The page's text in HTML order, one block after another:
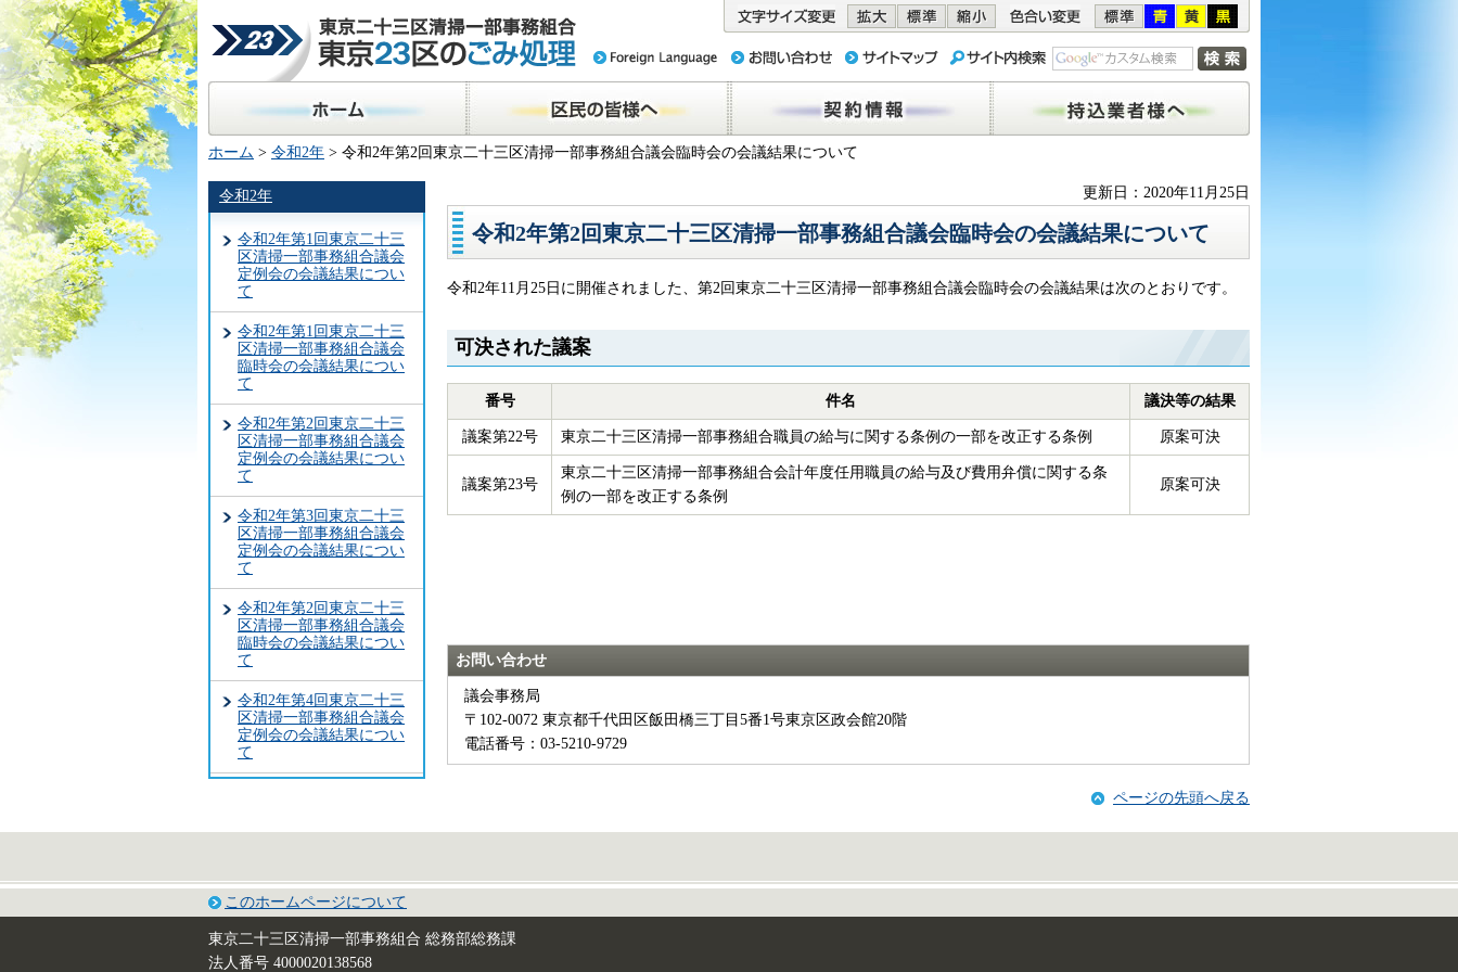
東京二十三区清掃一部事務組合 東京
23区のごみ処理
ホーム 区民の皆様へ 契約情報 持込業者様へ
ホーム > 令和2年 > 令和2年第2回東京二十三区清掃一部事務組合議会臨時会の会議結果について
令和2年
令和2年第1回東京二十三
区清掃一部事務組合議会
定例会の会議結果につい
て
令和2年第1回東京二十三
区清掃一部事務組合議会
臨時会の会議結果につい
て
令和2年第2回東京二十三
区清掃一部事務組合議会
定例会の会議結果につい
て
令和2年第3回東京二十三
区清掃一部事務組合議会
定例会の会議結果につい
て
令和2年第2回東京二十三
区清掃一部事務組合議会
臨時会の会議結果につい
て
令和2年第4回東京二十三
区清掃一部事務組合議会
定例会の会議結果につい
て
更新日：2020年11月25日
令和2年第2回東京二十三区清掃一部事務組合議会臨時会の会議結果について
令和2年11月25日に開催されました、第2回東京二十三区清掃一部事務組合議会臨時会の会議結果は次のとおりです。
可決された議案
番号 件名 議決等の結果
議案第22号 東京二十三区清掃一部事務組合職員の給与に関する条例の一部を改正する条例 原案可決
議案第23号
東京二十三区清掃一部事務組合会計年度任用職員の給与及び費用弁償に関する条
例の一部を改正する条例
原案可決
お問い合わせ
議会事務局
〒102-0072 東京都千代田区飯田橋三丁目5番1号東京区政会館20階
電話番号：03-5210-9729
ページの先頭へ戻る
このホームページについて
東京二十三区清掃一部事務組合 総務部総務課
法人番号 4000020138568